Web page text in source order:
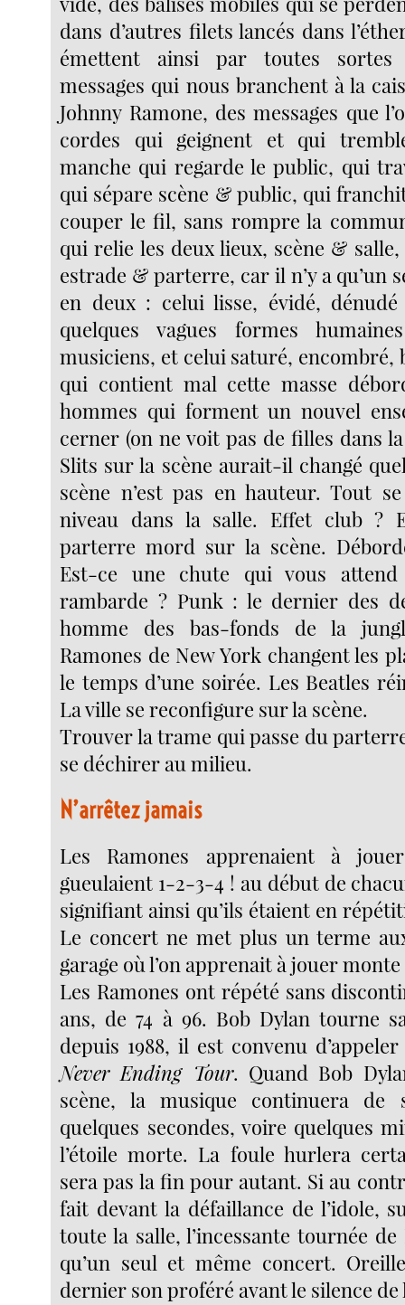
dans d’autres filets lancés dans
émettent ainsi par toutes sortes
messages qui nous branchent à la
Johnny Ramone, des messages que
cordes qui geignent et qui
manche qui regarde le public, qui
qui sépare scène & public, qui
couper le fil, sans rompre la
qui relie les deux lieux, scène &
estrade & parterre, car il n’y a qu’un
en deux : celui lisse, évidé, dénudé
quelques vagues formes
musiciens, et celui saturé, encombré,
qui contient mal cette masse
hommes qui forment un nouvel
cerner (on ne voit pas de filles dans
Slits sur la scène aurait-il changé
scène n’est pas en hauteur. Tout
niveau dans la salle. Effet club ?
parterre mord sur la scène.
Est-ce une chute qui vous attend
rambarde ? Punk : le dernier des
homme des bas-fonds de la
Ramones de New York changent les
le temps d’une soirée. Les Beatles
La ville se reconfigure sur la scène.
Trouver la trame qui passe du
se déchirer au milieu.
N’arrêtez jamais
Les Ramones apprenaient à
gueulaient 1-2-3-4 ! au début de
signifiant ainsi qu’ils étaient en
Le concert ne met plus un terme
garage où l’on apprenait à jouer
Les Ramones ont répété sans
ans, de 74 à 96. Bob Dylan tourne
depuis 1988, il est convenu
Never Ending Tour. Quand Bob
scène, la musique continuera de
quelques secondes, voire quelques
l’étoile morte. La foule hurlera
sera pas la fin pour autant. Si au
fait devant la défaillance de l’idole,
toute la salle, l’incessante tournée de
qu’un seul et même concert.
dernier son proféré avant le silence